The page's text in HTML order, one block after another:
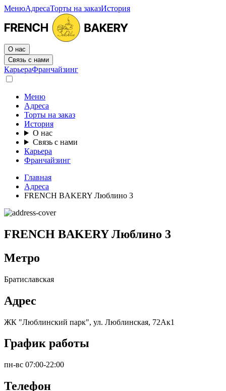
МенюАдресаТорты на заказИстория
О нас
Связь с нами
КарьераФранчайзинг
Меню
Адреса
Торты на заказ
История
О нас
Связь с нами
Карьера
Франчайзинг
Главная
Адреса
FRENCH BAKERY Люблино 3
FRENCH BAKERY Люблино 3
Метро
Братиславская
Адрес
ЖК "Люблинский парк", ул. Люблинская, 72Ак1
График работы
пн-вс 07:00-22:00
Телефон